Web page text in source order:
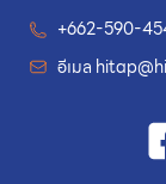
+662-590-
อีเมล